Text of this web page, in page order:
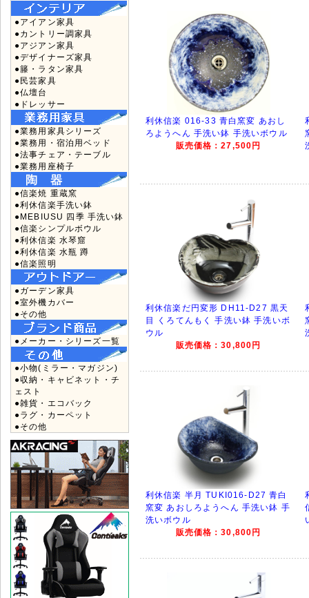
●アイアン家具
●カントリー調家具
●アジアン家具
●デザイナーズ家具
●籐・ラタン家具
●民芸家具
●仏壇台
●ドレッサー
●業務用家具シリーズ
●業務用・宿泊用ベッド
●法事チェア・テーブル
●業務用座椅子
●信楽焼 重蔵窯
●利休信楽手洗い鉢
●MEBIUSU 四季 手洗い鉢
●信楽シンプルボウル
●利休信楽 水琴窟
●利休信楽 水瓶 蹲
●信楽照明
●ガーデン家具
●室外機カバー
●その他
●メーカー・シリーズ一覧
●小物(ミラー・マガジン)
●収納・キャビネット・チ
ェスト
●雑貨・エコバック
●ラグ・カーペット
●その他
利休信楽 016-33 青白窯変 あおし
ろようへん 手洗い鉢 手洗いボウル
販売価格：27,500円
利休信楽だ円変形 DH11-D27 黒天
目 くろてんもく 手洗い鉢 手洗いボ
ウル
販売価格：30,800円
利休信楽 半月 TUKI016-D27 青白
窯変 あおしろようへん 手洗い鉢 手
洗いボウル
販売価格：30,800円